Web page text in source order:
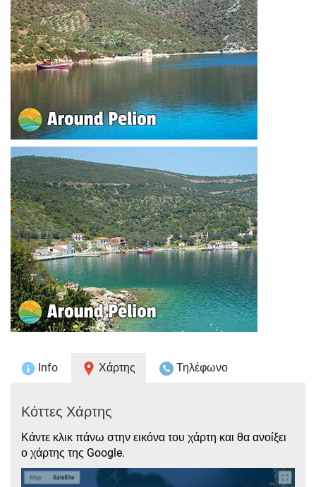
Info Χάρτης Τηλέφωνο
Κόττες Χάρτης
Κάντε κλικ πάνω στην εικόνα του χάρτη και θα ανοίξει
ο χάρτης της Google.